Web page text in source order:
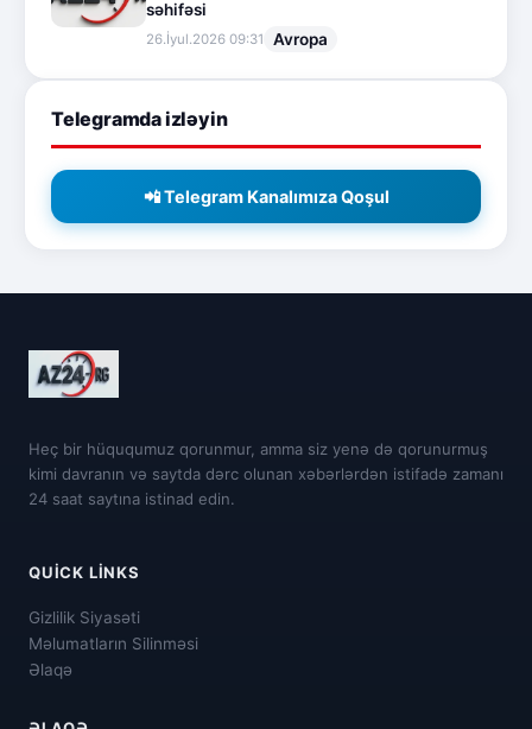
səhifəsi
26.İyul.2026 09:31 Avropa
Telegramda izləyin
📲 Telegram Kanalımıza Qoşul
Heç bir hüququmuz qorunmur, amma siz yenə də qorunurmuş
kimi davranın və saytda dərc olunan xəbərlərdən istifadə zamanı
24 saat saytına istinad edin.
QUICK LINKS
Gizlilik Siyasəti
Məlumatların Silinməsi
Əlaqə